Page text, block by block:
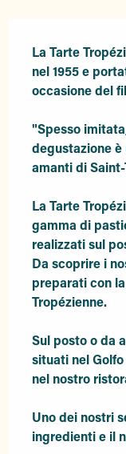
La Tarte
nel 1955 e
occasione del
"Spesso
degustazione
amanti di
La Tarte
gamma di
realizzati sul
Da scoprire i
preparati con
Tropézienne.
Sul posto o da
situati nel
nel nostro
Uno dei nostri
ingredienti e il